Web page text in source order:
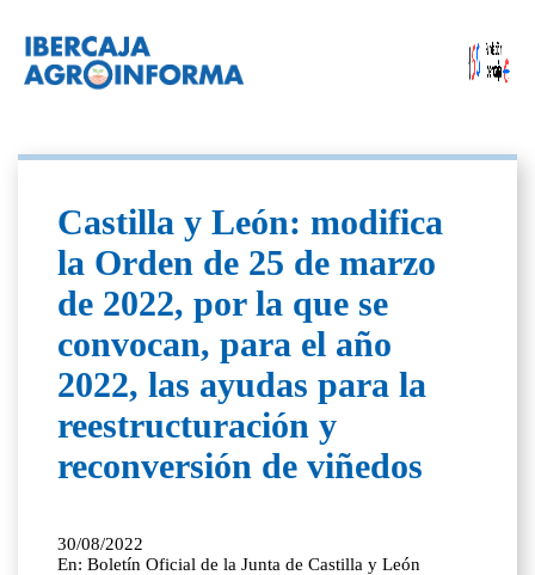
Castilla y León: modifica
la Orden de 25 de marzo
de 2022, por la que se
convocan, para el año
2022, las ayudas para la
reestructuración y
reconversión de viñedos
30/08/2022
En: Boletín Oficial de la Junta de Castilla y León